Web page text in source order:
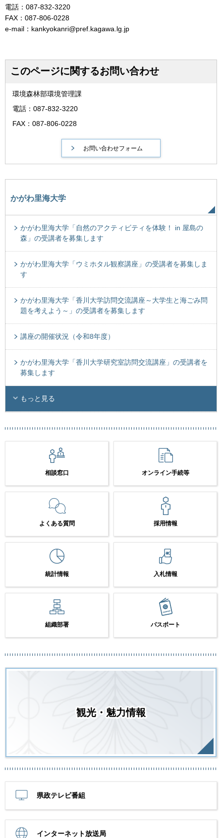
電話：087-832-3220
FAX：087-806-0228
e-mail：kankyokanri@pref.kagawa.lg.jp
このページに関するお問い合わせ
環境森林部環境管理課
電話：087-832-3220
FAX：087-806-0228
かがわ里海大学
かがわ里海大学「自然のアクティビティを体験！ in 屋島の
森」の受講者を募集します
かがわ里海大学「ウミホタル観察講座」の受講者を募集しま
す
かがわ里海大学「香川大学訪問交流講座～大学生と海ごみ問
題を考えよう～」の受講者を募集します
講座の開催状況（令和8年度）
かがわ里海大学「香川大学研究室訪問交流講座」の受講者を
募集します
もっと見る
相談窓口 オンライン手続等
よくある質問 採用情報
統計情報 入札情報
組織部署 パスポート
観光・魅力情報
県政テレビ番組
インターネット放送局